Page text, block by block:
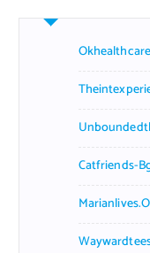
Catfriends-